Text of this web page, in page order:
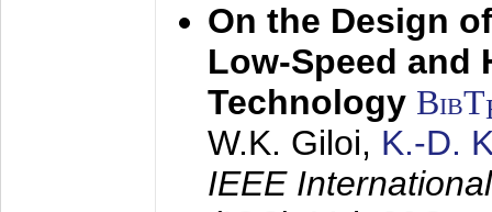
On the Design
Low-Speed and
Technology BibT
W.K. Giloi, K.-D.
IEEE